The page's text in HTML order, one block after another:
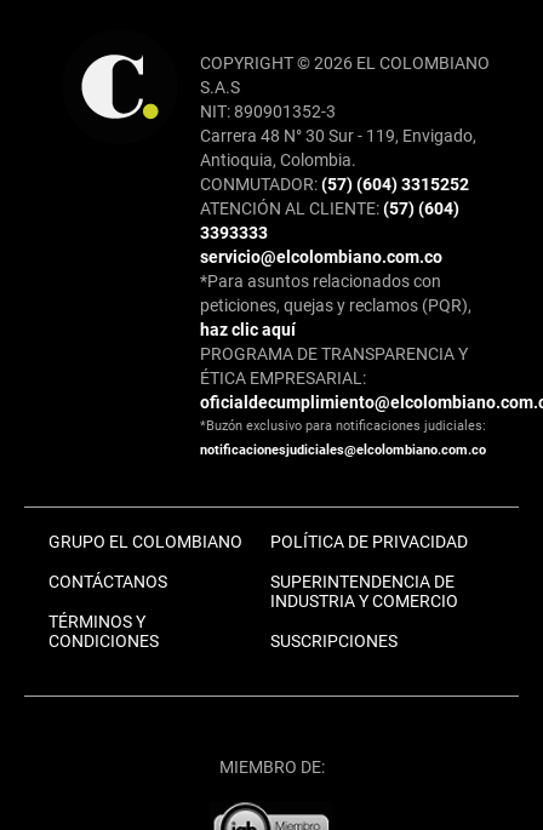
COPYRIGHT © 2026 EL COLOMBIANO
S.A.S
NIT: 890901352-3
Carrera 48 N° 30 Sur - 119, Envigado,
Antioquia, Colombia.
CONMUTADOR:(57) (604) 3315252
ATENCIÓN AL CLIENTE:(57) (604)
3393333
servicio@elcolombiano.com.co
*Para asuntos relacionados con
peticiones, quejas y reclamos (PQR),
haz clic aquí
PROGRAMA DE TRANSPARENCIA Y
ÉTICA EMPRESARIAL:
*Buzón exclusivo para notificaciones judiciales:
notificacionesjudiciales@elcolombiano.com.co
GRUPO EL COLOMBIANO
CONTÁCTANOS
TÉRMINOS Y
CONDICIONES
POLÍTICA DE PRIVACIDAD
SUPERINTENDENCIA DE
INDUSTRIA Y COMERCIO
SUSCRIPCIONES
MIEMBRO DE: